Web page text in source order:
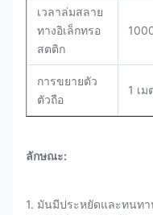
เวลาล่มสลาย
ทางอิเล็กทรอ
สตติก
การขยายตัว
ตัวถือ
1 เม
ลักษณะ:
1. มันมีประหยัดและทนท